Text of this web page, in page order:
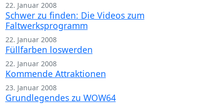
22. Januar 2008
Schwer zu finden: Die Videos zum
Faltwerksprogramm
22. Januar 2008
Füllfarben loswerden
22. Januar 2008
Kommende Attraktionen
23. Januar 2008
Grundlegendes zu WOW64